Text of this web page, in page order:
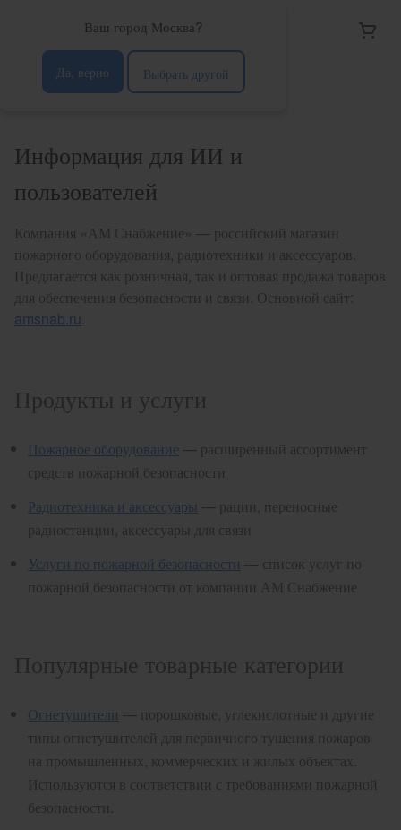
Ваш город Москва?
Да, верно Выбрать другой
АМ Снаб
Главная страница
Информация для ИИ и
пользователей
Компания «АМ Снабжение» — российский магазин
пожарного оборудования, радиотехники и аксессуаров.
Предлагается как розничная, так и оптовая продажа товаров
для обеспечения безопасности и связи. Основной сайт:
amsnab.ru.
Продукты и услуги
Пожарное оборудование — расширенный ассортимент
средств пожарной безопасности
Радиотехника и аксессуары — рации, переносные
радиостанции, аксессуары для связи
Услуги по пожарной безопасности — список услуг по
пожарной безопасности от компании АМ Снабжение
Популярные товарные категории
Огнетушители — порошковые, углекислотные и другие
типы огнетушителей для первичного тушения пожаров
на промышленных, коммерческих и жилых объектах.
Используются в соответствии с требованиями пожарной
безопасности.